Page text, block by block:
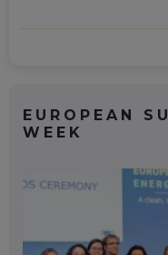
EUROPEAN
WEEK